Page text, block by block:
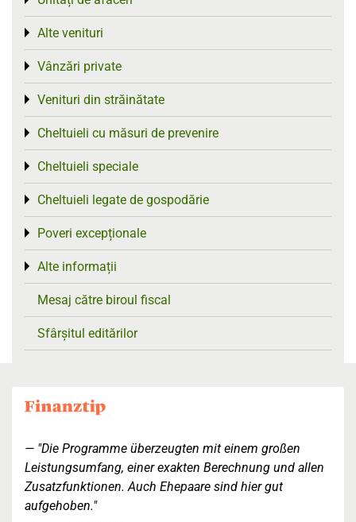
Alte venituri
Toggle menu
Vânzări private
Toggle menu
Venituri din străinătate
Toggle menu
Cheltuieli cu măsuri de prevenire
Toggle menu
Cheltuieli speciale
Toggle menu
Cheltuieli legate de gospodărie
Toggle menu
Poveri excepționale
Toggle menu
Alte informații
Toggle menu
Mesaj către biroul fiscal
Sfârșitul editărilor
"Die Programme überzeugten mit einem großen
Leistungsumfang, einer exakten Berechnung und allen
Zusatzfunktionen. Auch Ehepaare sind hier gut
aufgehoben."